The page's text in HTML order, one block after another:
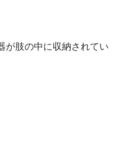
が肢の中に収納されてい